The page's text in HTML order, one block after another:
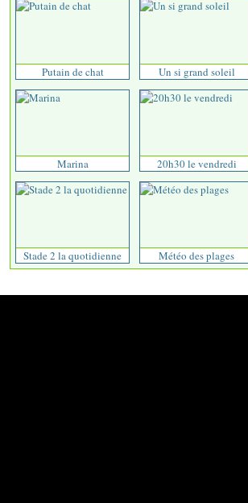
Putain de chat Un si grand soleil
Marina 20h30 le vendredi
Stade 2 la quotidienne Météo des plages